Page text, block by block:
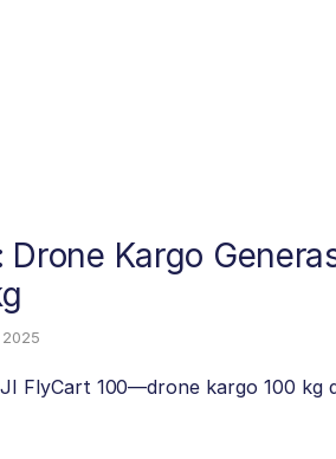
Drone Kargo
2025
FlyCart 100—drone kargo 100 kg